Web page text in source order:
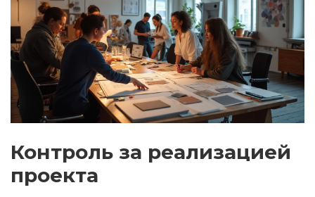
Контроль за реализацией
проекта